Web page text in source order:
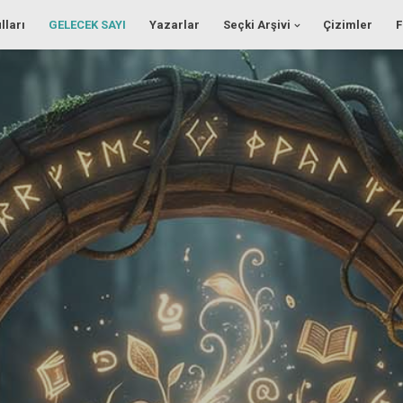
GELECEK SAYI Yazarlar Seçki Arşivi Çizimler